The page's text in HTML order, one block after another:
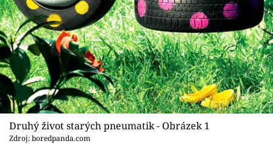
Sledujte nás
Druhý život starých pneumatik - Obrázek 1
Zdroj: boredpanda.com